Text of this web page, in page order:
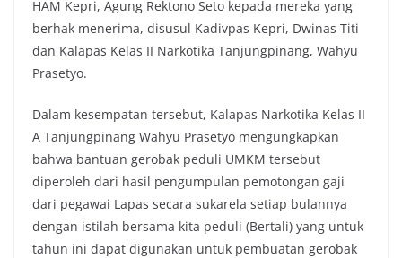
HAM Kepri, Agung Rektono Seto kepada mereka yang
berhak menerima, disusul Kadivpas Kepri, Dwinas Titi
dan Kalapas Kelas II Narkotika Tanjungpinang, Wahyu
Prasetyo.
Dalam kesempatan tersebut, Kalapas Narkotika Kelas II
A Tanjungpinang Wahyu Prasetyo mengungkapkan
bahwa bantuan gerobak peduli UMKM tersebut
diperoleh dari hasil pengumpulan pemotongan gaji
dari pegawai Lapas secara sukarela setiap bulannya
dengan istilah bersama kita peduli (Bertali) yang untuk
tahun ini dapat digunakan untuk pembuatan gerobak